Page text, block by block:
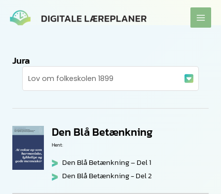
Jura
Den Blå Betænkning
Hent:
Den Blå Betænkning – Del 1
Den Blå Betænkning - Del 2